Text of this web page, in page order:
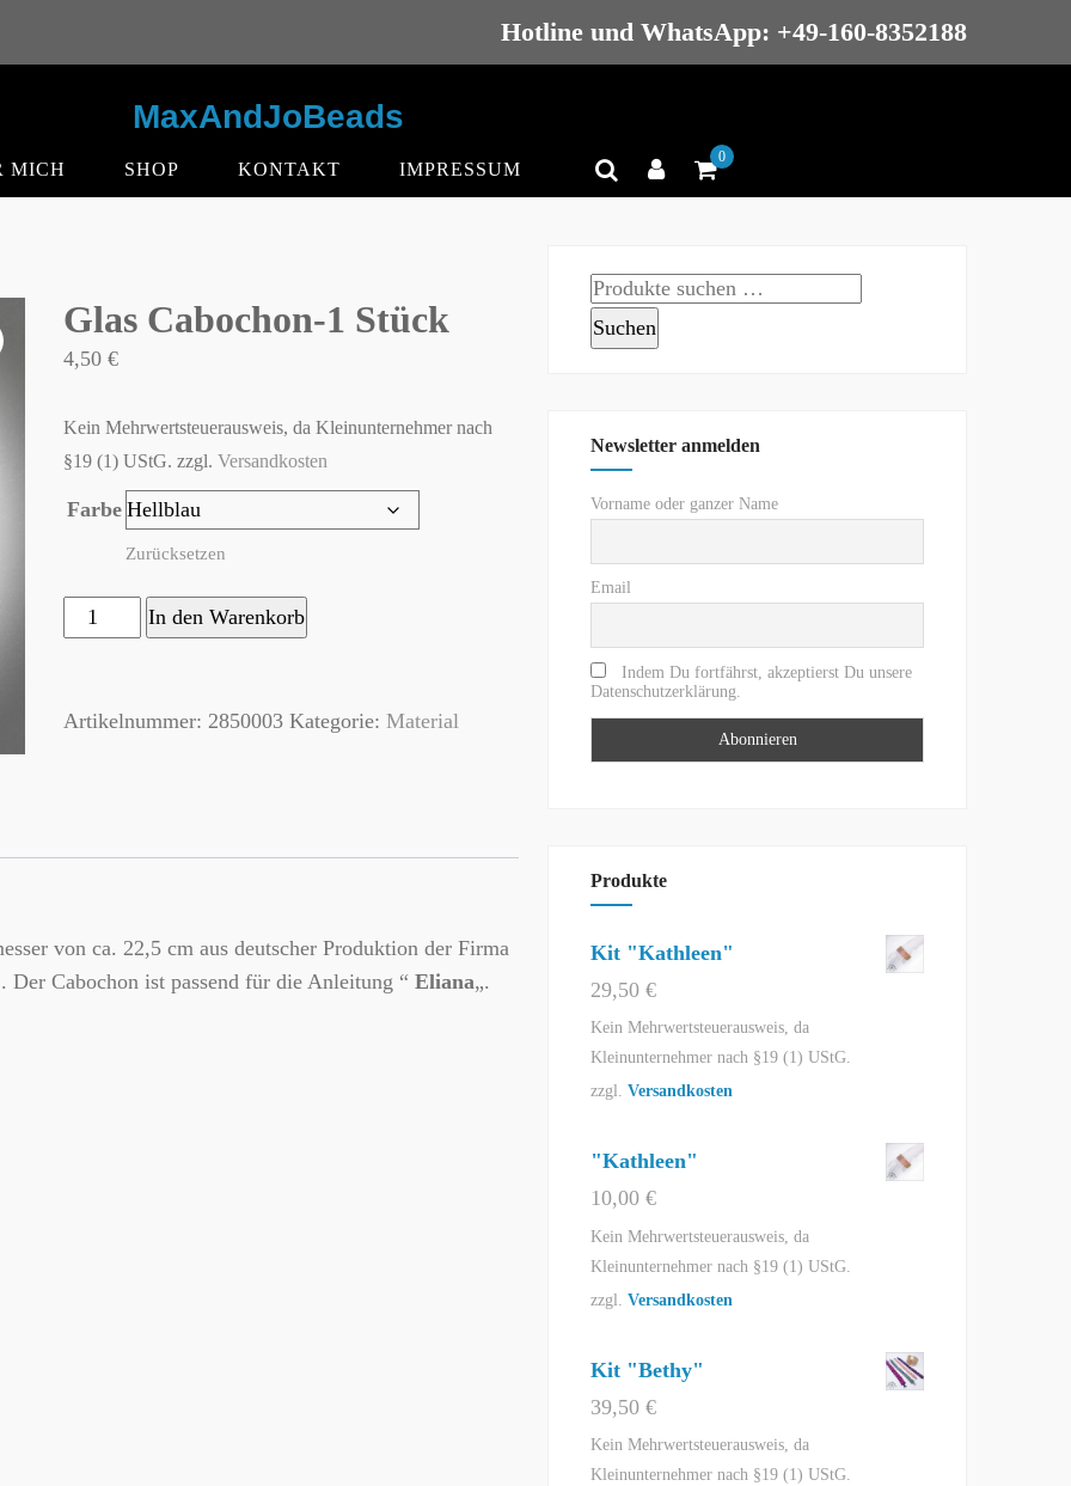
Hotline und WhatsApp: +49-160-8352188
MaxAndJoBeads
MICH SHOP KONTAKT IMPRESSUM
0
Glas Cabochon-1 Stück
4,50 €
Kein Mehrwertsteuerausweis, da Kleinunternehmer nach
§19 (1) UStG. zzgl. Versandkosten
Farbe
Zurücksetzen
Glas
Stück
In den Warenkorb
Artikelnummer: 2850003 Kategorie: Material
von ca. 22,5 cm aus deutscher Produktion der Firma
Der Cabochon ist passend für die Anleitung “ Eliana„.
Suchen
nach:
Suchen
Newsletter anmelden
Vorname oder ganzer Name
Email
Indem Du fortfährst, akzeptierst Du unsere
Datenschutzerklärung.
Produkte
Kit "Kathleen"
29,50€
Kein Mehrwertsteuerausweis, da
Kleinunternehmer nach §19 (1) UStG.
zzgl.Versandkosten
"Kathleen"
10,00€
Kein Mehrwertsteuerausweis, da
Kleinunternehmer nach §19 (1) UStG.
zzgl.Versandkosten
Kit "Bethy"
39,50€
Kein Mehrwertsteuerausweis, da
Kleinunternehmer nach §19 (1) UStG.